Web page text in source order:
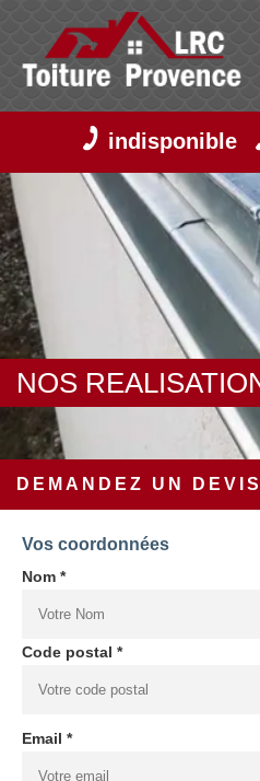
indisponible
NOS
DEMANDEZ UN
Vos coordonnées
Nom *
Code postal *
Email *